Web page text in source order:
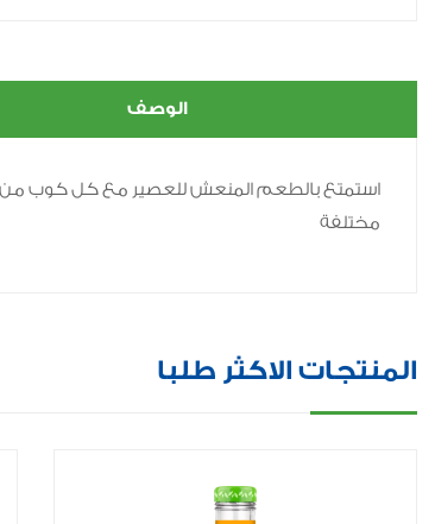
الوصف
مختلفة
المنتجات الاكثر طلبا